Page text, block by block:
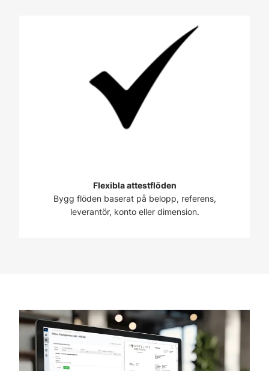
Flexibla attestflöden
Bygg flöden baserat på belopp, referens,
leverantör, konto eller dimension.